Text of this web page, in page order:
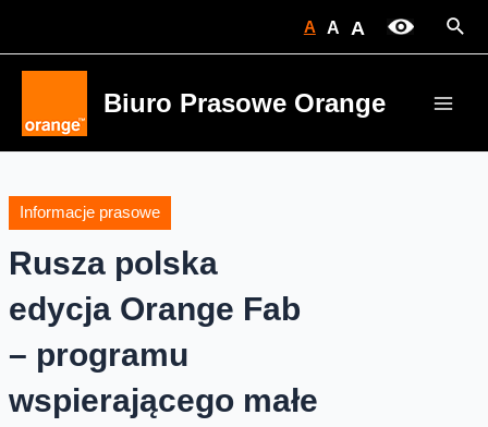
A A A
Biuro Prasowe Orange
Informacje prasowe
Rusza polska
edycja Orange Fab
– programu
wspierającego małe